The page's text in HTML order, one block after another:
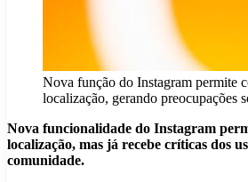
Nova função do Instagram permite
localização, gerando preocupações
Nova funcionalidade do Instagram
localização, mas já recebe críticas dos
comunidade.